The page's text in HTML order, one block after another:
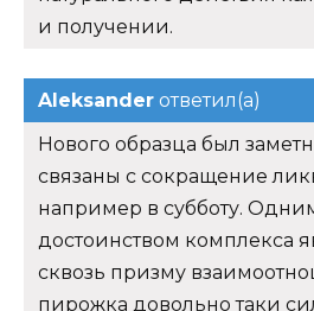
и получении.
Aleksander ответил(а)
Нового образца был
связаны с сокращение
например в субботу.
достоинством комплекса
сквозь призму
пирожка довольно таки